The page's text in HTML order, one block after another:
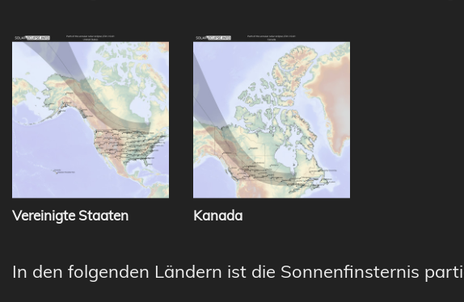
Vereinigte Staaten Kanada
In den folgenden Ländern ist die Sonnenfinsternis